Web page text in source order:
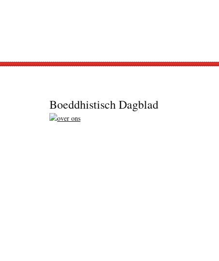
Boeddhistisch Dagblad